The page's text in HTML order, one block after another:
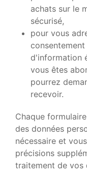
achats sur le
sécurisé,
pour vous
d'information
vous êtes
pourrez
recevoir.
Chaque
des données
nécessaire et
précisions
traitement de vos